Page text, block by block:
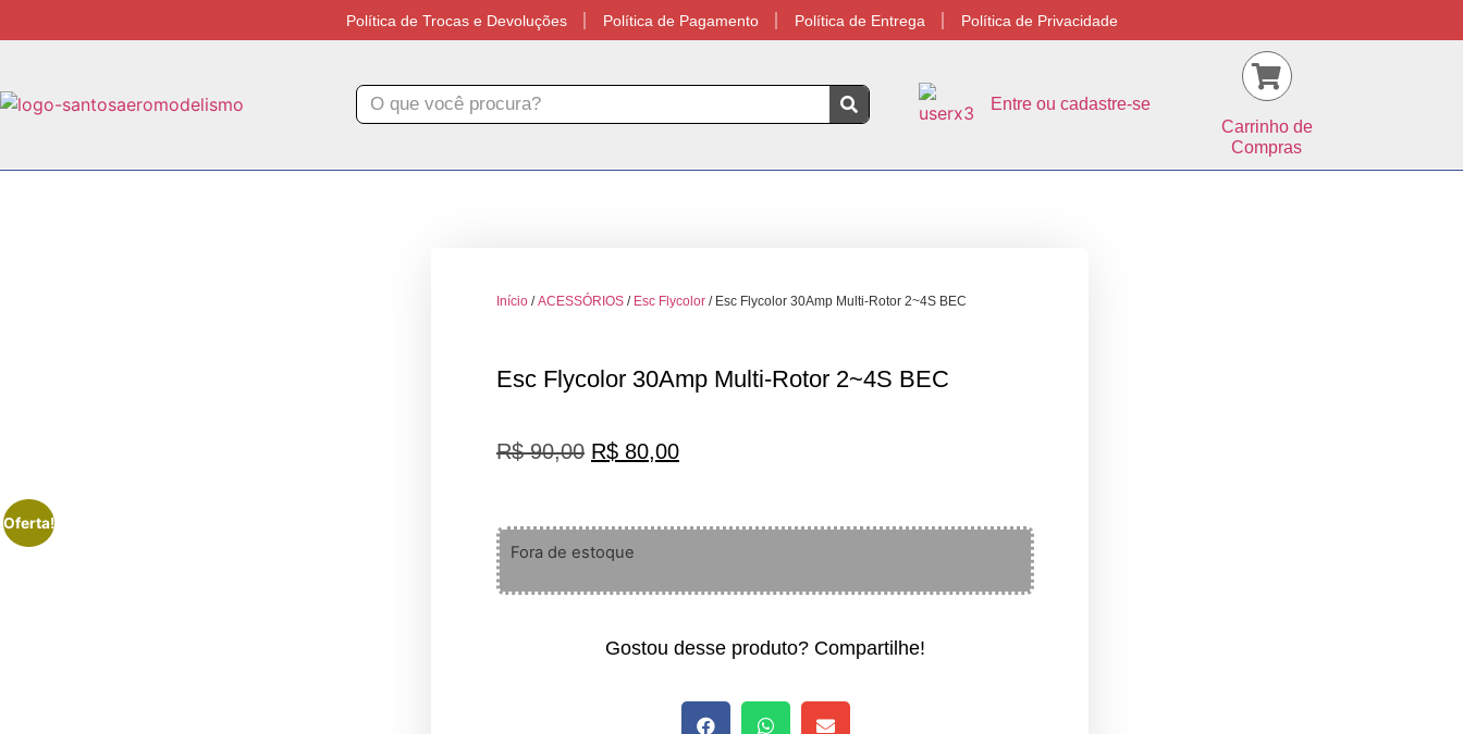
Política de Trocas e Devoluções Política de Pagamento Política de Entrega Política de Privacidade
Entre ou cadastre-se
Carrinho de
Compras
Oferta!
Início /ACESSÓRIOS / Esc Flycolor / Esc Flycolor 30Amp Multi-Rotor 2~4S BEC
Esc Flycolor 30Amp Multi-Rotor 2~4S BEC
R$90,00 R$ 80,00
Fora de estoque
Gostou desse produto? Compartilhe!